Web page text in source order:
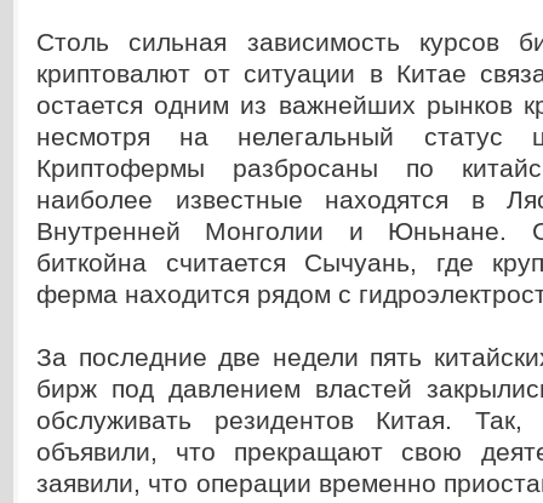
Столь сильная зависимость курсов
криптовалют от ситуации в Китае
остается одним из важнейших рынков
несмотря на нелегальный статус
Криптофермы разбросаны по
наиболее известные находятся в
Внутренней Монголии и Юньнане.
биткойна считается Сычуань, где
ферма находится рядом с
За последние две недели пять
бирж под давлением властей
обслуживать резидентов Китая.
объявили, что прекращают свою
заявили, что операции временно